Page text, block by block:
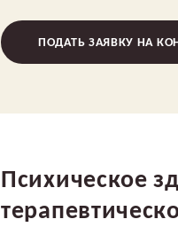
ПОДАТЬ ЗАЯВКУ НА
Психическое